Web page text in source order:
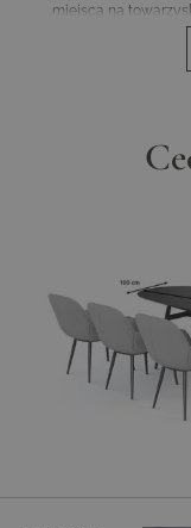
miejsca na
akcent, podczas gdy
siedziskiem w kolorze
dodatkowy
lata,
Zanurz się w świecie
Dining, który nie
tworzy
Odkryj to, co
oczarować